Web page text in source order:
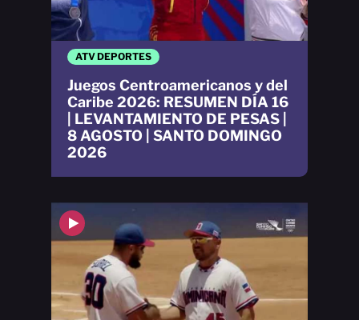
ATV DEPORTES
Juegos Centroamericanos y del
Caribe 2026: RESUMEN DÍA 16
| LEVANTAMIENTO DE PESAS |
8 AGOSTO | SANTO DOMINGO
2026